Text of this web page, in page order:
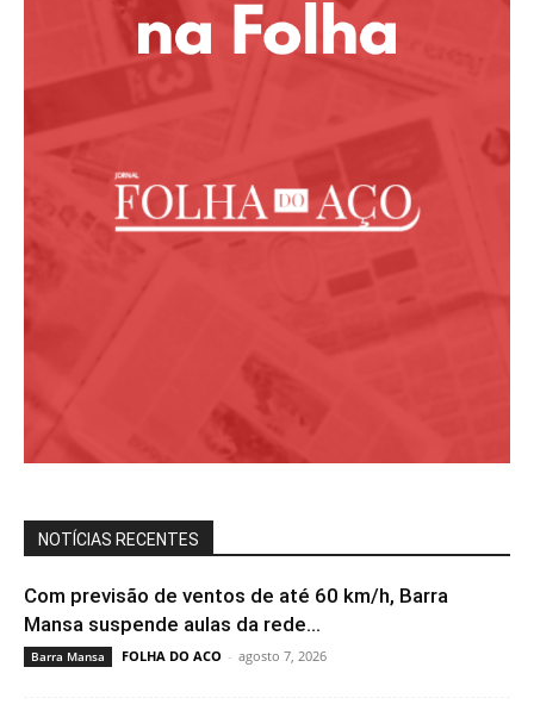
NOTÍCIAS RECENTES
Com previsão de ventos de até 60 km/h, Barra
Mansa suspende aulas da rede...
Barra Mansa FOLHA DO ACO - agosto 7, 2026